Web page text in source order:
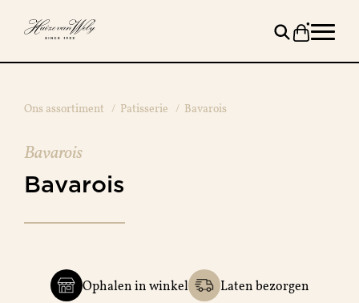
Ons assortiment / Patisserie / Bavarois
Bavarois
Bavarois
Ophalen in winkel Laten bezorgen